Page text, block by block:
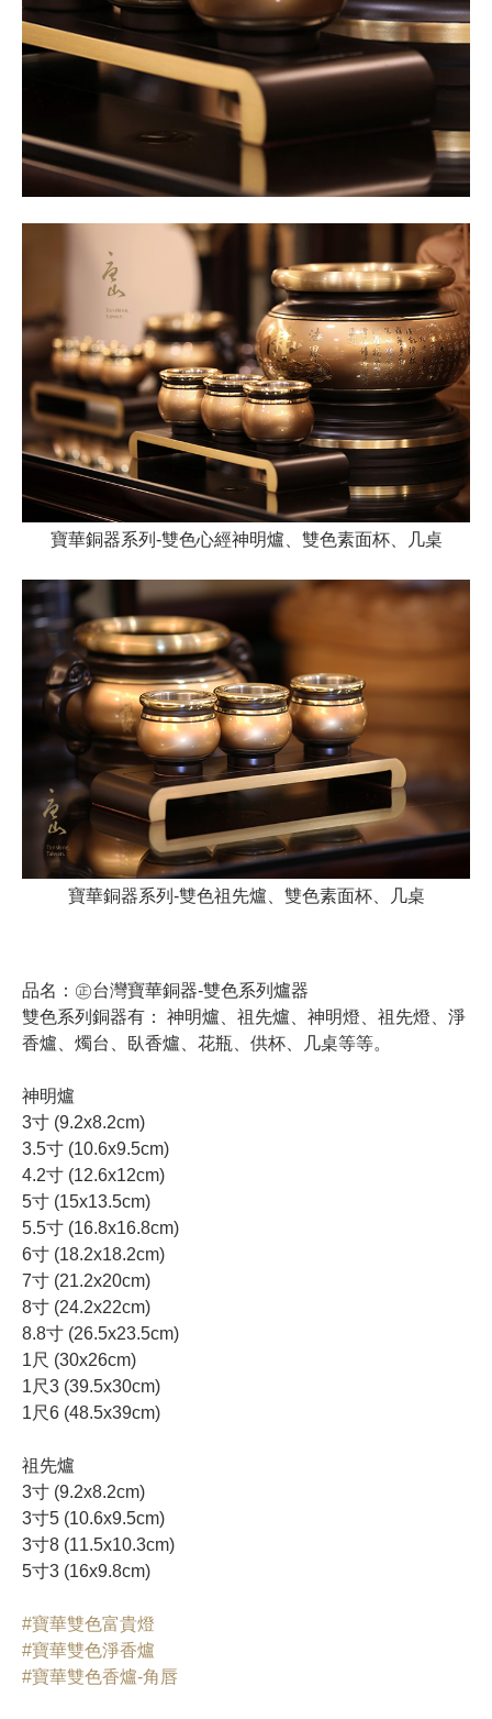
寶華銅器系列-雙色心經神明爐、雙色素面杯、几桌
寶華銅器系列-雙色祖先爐、雙色素面杯、几桌
品名：㊣台灣寶華銅器-雙色系列爐器
雙色系列銅器有： 神明爐、祖先爐、神明燈、祖先燈、 淨
香爐 、燭台、臥香爐、花瓶、供杯、几桌等等。
神明爐
3寸 (9.2x8.2cm)
3.5寸 (10.6x9.5cm)
4.2寸 (12.6x12cm)
5寸 (15x13.5cm)
5.5寸 (16.8x16.8cm)
6寸 (18.2x18.2cm)
7寸 (21.2x20cm)
8寸 (24.2x22cm)
8.8寸 (26.5x23.5cm)
1尺 (30x26cm)
1尺3 (39.5x30cm)
1尺6 (48.5x39cm)
祖先爐
3寸 (9.2x8.2cm)
3寸5 (10.6x9.5cm)
3寸8 (11.5x10.3cm)
5寸3 (16x9.8cm)
#寶華雙色富貴燈
#寶華雙色淨香爐
#寶華雙色香爐-角唇